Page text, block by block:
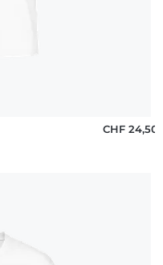
CHF 24,50